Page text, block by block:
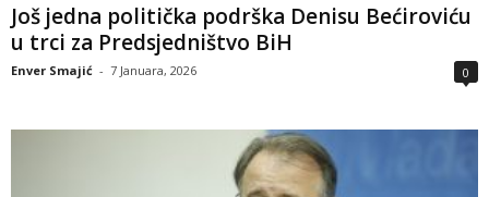
Još jedna politička podrška Denisu Bećiroviću
u trci za Predsjedništvo BiH
Enver Smajić - 7 Januara, 2026 0